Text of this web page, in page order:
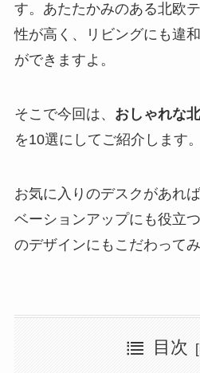
す。あたたかみのある北欧
性が高く、リビングにも違
ができますよ。
そこで今回は、 おしゃれな
を10選にしてご紹介します。
お気に入りのデスクがあれ
ベーションアップにも役立
のデザインにもこだわって
目次